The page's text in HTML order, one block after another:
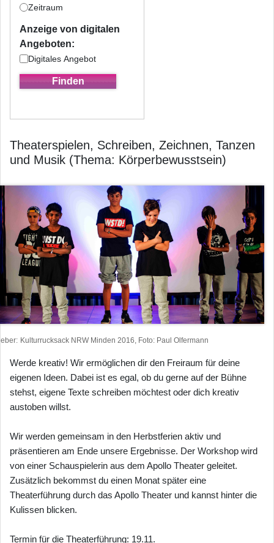
Zeitraum
Anzeige von digitalen
Angeboten:
Digitales Angebot
Theaterspielen, Schreiben, Zeichnen, Tanzen
und Musik (Thema: Körperbewusstsein)
Kulturrucksack NRW Minden 2016, Foto: Paul Olfermann
Werde kreativ! Wir ermöglichen dir den Freiraum für deine
eigenen Ideen. Dabei ist es egal, ob du gerne auf der Bühne
stehst, eigene Texte schreiben möchtest oder dich kreativ
austoben willst.
Wir werden gemeinsam in den Herbstferien aktiv und
präsentieren am Ende unsere Ergebnisse. Der Workshop wird
von einer Schauspielerin aus dem Apollo Theater geleitet.
Zusätzlich bekommst du einen Monat später eine
Theaterführung durch das Apollo Theater und kannst hinter die
Kulissen blicken.
Termin für die Theaterführung: 19.11.